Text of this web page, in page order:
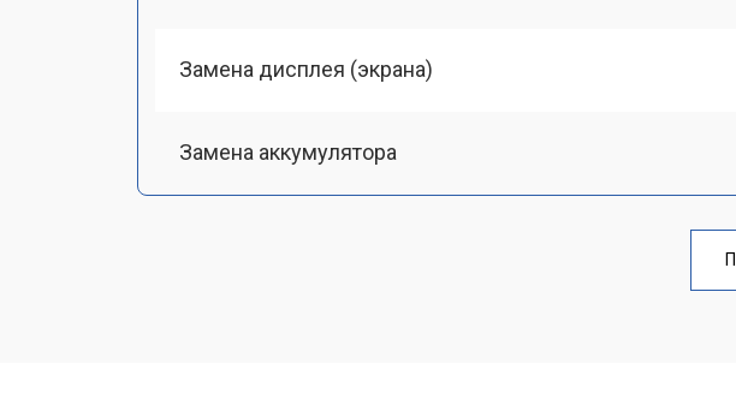
Замена дисплея (экрана)
Замена аккумулятора